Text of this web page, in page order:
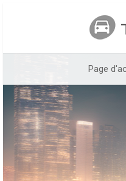
Page